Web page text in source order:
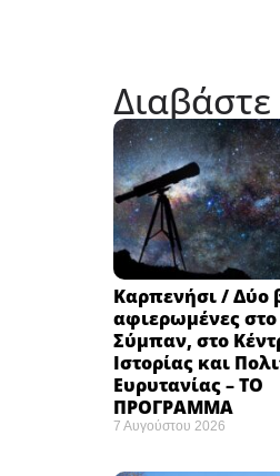
Καρπενήσι / Δύο
αφιερωμένες στο
Σύμπαν, στο
Ιστορίας και
Ευρυτανίας – ΤΟ
ΠΡΟΓΡΑΜΜΑ
7 Αυγούστου 2026